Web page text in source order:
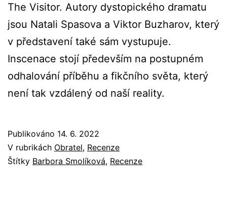
The Visitor. Autory dystopického dramatu
jsou Natali Spasova a Viktor Buzharov, který
v představení také sám vystupuje.
Inscenace stojí především na postupném
odhalování příběhu a fikčního světa, který
není tak vzdálený od naší reality.
Publikováno 14. 6. 2022
V rubrikách Obratel, Recenze
Štítky Barbora Smolíková, Recenze